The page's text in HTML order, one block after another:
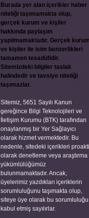
Burada yer alan içerikler haber
niteliği taşımamakta olup,
gerçek kurum ve kişiler
hakkında paylaşım
yapılmamaktadır. Gerçek kurum
ve kişiler ile isim benzerlikleri
tamamen tesadüfidir.
Sitemizdeki bilgiler taslak
halindedir ve tavsiye niteliği
taşımazlar.
Sitemiz, 5651 Sayılı Kanun
gereğince Bilgi Teknolojileri ve
İletişim Kurumu (BTK) tarafından
onaylanmış bir Yer Sağlayıcı
olarak hizmet vermektedir. Bu
nedenle, sitedeki içerikleri
olarak denetleme veya araştırma
yükümlülüğümüz
bulunmamaktadır. Ancak,
üyelerimiz yazdıkları içeriklerin
sorumluluğunu taşımakta olup,
siteye üye olarak bu sorumluluğu
kabul etmiş sayılırlar.